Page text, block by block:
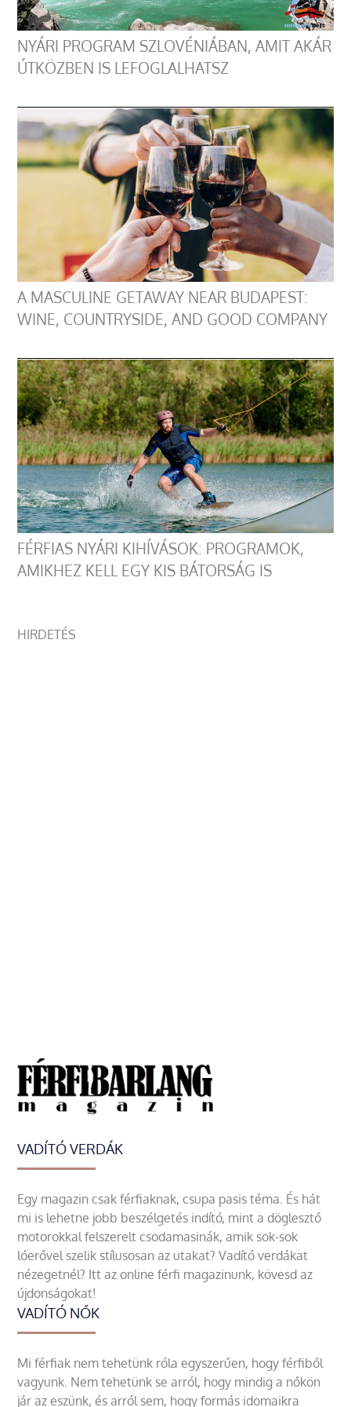
NYÁRI PROGRAM SZLOVÉNIÁBAN, AMIT AKÁR
ÚTKÖZBEN IS LEFOGLALHATSZ
A MASCULINE GETAWAY NEAR BUDAPEST:
WINE, COUNTRYSIDE, AND GOOD COMPANY
FÉRFIAS NYÁRI KIHÍVÁSOK: PROGRAMOK,
AMIKHEZ KELL EGY KIS BÁTORSÁG IS
HIRDETÉS
VADÍTÓ VERDÁK
Egy magazin csak férfiaknak, csupa pasis téma. És hát
mi is lehetne jobb beszélgetés indító, mint a döglesztő
motorokkal felszerelt csodamasinák, amik sok-sok
lóerővel szelik stílusosan az utakat? Vadító verdákat
nézegetnél? Itt az online férfi magazinunk, kövesd az
újdonságokat!
VADÍTÓ NŐK
Mi férfiak nem tehetünk róla egyszerűen, hogy férfiből
vagyunk. Nem tehetünk se arról, hogy mindig a nőkön
jár az eszünk, és arról sem, hogy formás idomaikra